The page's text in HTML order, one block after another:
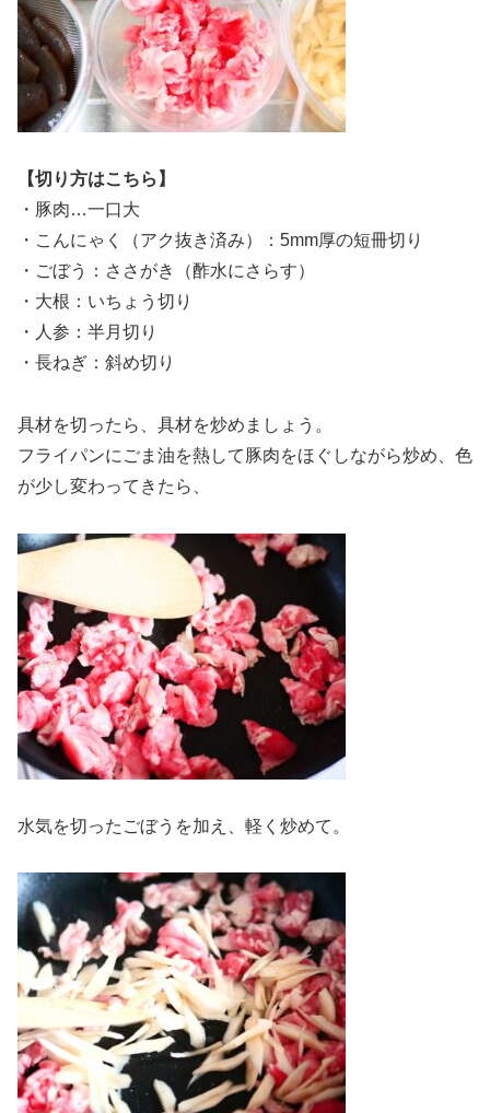
【切り方はこちら】
・豚肉…一口大
・こんにゃく（アク抜き済み）：5mm厚の短冊切り
・ごぼう：ささがき（酢水にさらす）
・大根：いちょう切り
・人参：半月切り
・長ねぎ：斜め切り
具材を切ったら、具材を炒めましょう。
フライパンにごま油を熱して豚肉をほぐしながら炒め、色
が少し変わってきたら、
水気を切ったごぼうを加え、軽く炒めて。